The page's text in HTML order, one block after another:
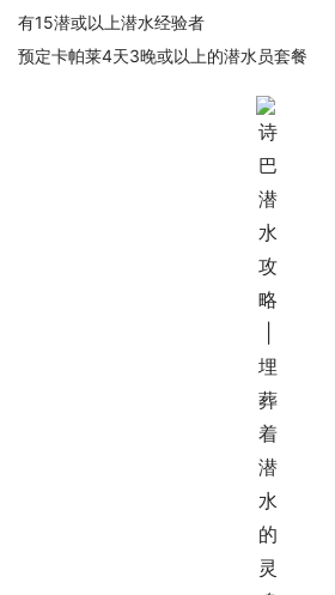
有15潜或以上潜水经验者
预定卡帕莱4天3晚或以上的潜水员套餐